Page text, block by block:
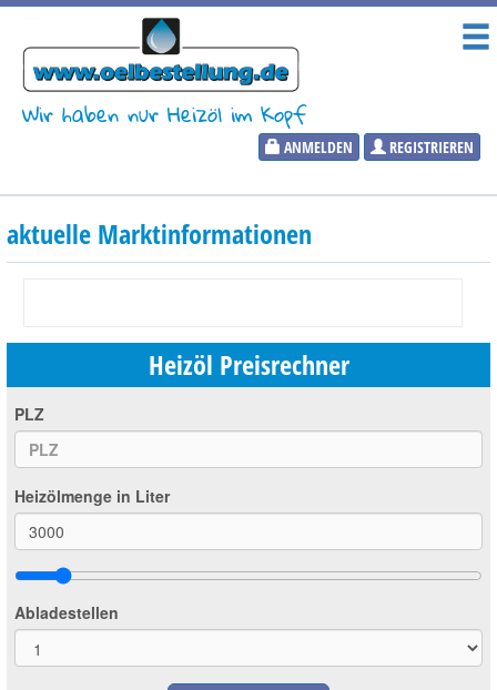
Wir haben nur Heizöl im Kopf
ANMELDEN REGISTRIEREN
Heizölpreise
Aktueller Heizölpreis
Marktinformationen
Wunschpreis Benachrichtigung
Großbestellungen
Service
aktuelle Marktinformationen
Heizöl Preisrechner
PLZ
Heizölmenge in Liter
Abladestellen